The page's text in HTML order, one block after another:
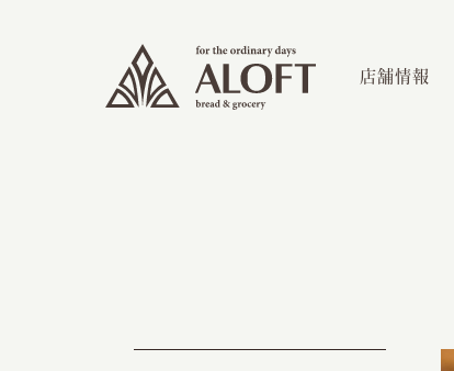
店舗情報